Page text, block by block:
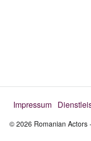
Impressum
© 2026 Romanian Actors